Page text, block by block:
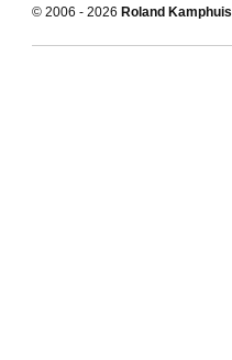
© 2006 - 2026 Roland Kamphuis